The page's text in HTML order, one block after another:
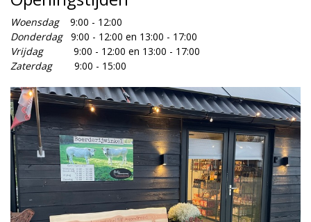
Woensdag9:00 - 12:00
Donderdag9:00 - 12:00 en 13:00 - 17:00
Vrijdag9:00 - 12:00 en 13:00 - 17:00
Zaterdag9:00 - 15:00